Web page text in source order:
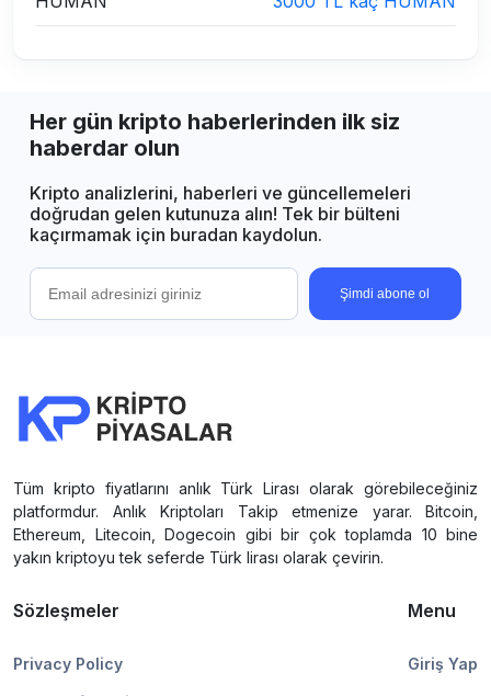
Her gün kripto haberlerinden ilk siz
haberdar olun
Kripto analizlerini, haberleri ve güncellemeleri
doğrudan gelen kutunuza alın! Tek bir bülteni
kaçırmamak için buradan kaydolun.
Şimdi abone ol
Tüm kripto fiyatlarını anlık Türk Lirası olarak görebileceğiniz
platformdur. Anlık Kriptoları Takip etmenize yarar. Bitcoin,
Ethereum, Litecoin, Dogecoin gibi bir çok toplamda 10 bine
yakın kriptoyu tek seferde Türk lirası olarak çevirin.
Sözleşmeler
Privacy Policy
Menu
Giriş Yap